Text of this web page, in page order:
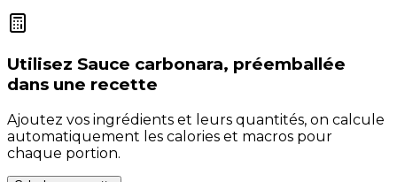
Utilisez Sauce carbonara, préemballée
dans une recette
Ajoutez vos ingrédients et leurs quantités, on calcule
automatiquement les calories et macros pour
chaque portion.